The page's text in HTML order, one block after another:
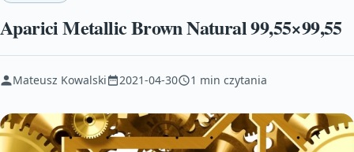
Aparici Metallic Brown Natural 99,55×99,55
Mateusz Kowalski 2021-04-30 1 min czytania